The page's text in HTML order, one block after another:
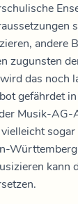
andere
zugunsten
das noch
gefährdet
Musik-AG-
kann